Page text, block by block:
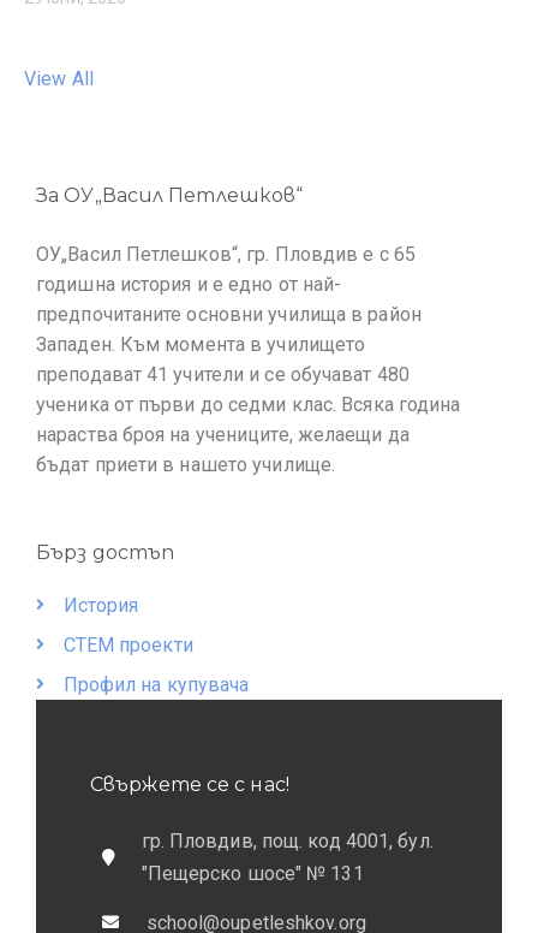
View All
За ОУ„Васил Петлешков“
ОУ„Васил Петлешков“, гр. Пловдив е с 65
годишна история и е едно от най-
предпочитаните основни училища в район
Западен. Към момента в училището
преподават 41 учители и се обучават 480
ученика от първи до седми клас. Всяка година
нараства броя на учениците, желаещи да
бъдат приети в нашето училище.
Бърз достъп
История
СТЕМ проекти
Профил на купувача
Свържете се с нас!
гр. Пловдив, пощ. код 4001, бул.
"Пещерско шосе" № 131
school@oupetleshkov.org